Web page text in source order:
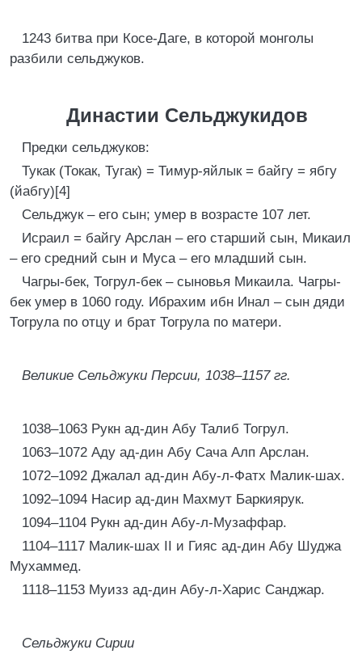
1243 битва при Косе-Даге, в которой монголы
разбили сельджуков.
Династии Сельджукидов
Предки сельджуков:
Тукак (Токак, Тугак) = Тимур-яйлык = байгу = ябгу
(йабгу)[4]
Сельджук – его сын; умер в возрасте 107 лет.
Исраил = байгу Арслан – его старший сын, Микаил
– его средний сын и Муса – его младший сын.
Чагры-бек, Тогрул-бек – сыновья Микаила. Чагры-
бек умер в 1060 году. Ибрахим ибн Инал – сын дяди
Тогрула по отцу и брат Тогрула по матери.
Великие Сельджуки Персии, 1038–1157 гг.
1038–1063 Рукн ад-дин Абу Талиб Тогрул.
1063–1072 Аду ад-дин Абу Сача Алп Арслан.
1072–1092 Джалал ад-дин Абу-л-Фатх Малик-шах.
1092–1094 Насир ад-дин Махмут Баркиярук.
1094–1104 Рукн ад-дин Абу-л-Музаффар.
1104–1117 Малик-шах II и Гияс ад-дин Абу Шуджа
Мухаммед.
1118–1153 Муизз ад-дин Абу-л-Харис Санджар.
Сельджуки Сирии